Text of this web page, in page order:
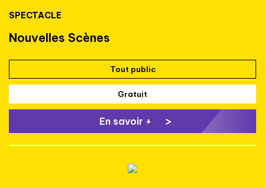
SPECTACLE
Nouvelles Scènes
Tout public
Gratuit
En savoir +